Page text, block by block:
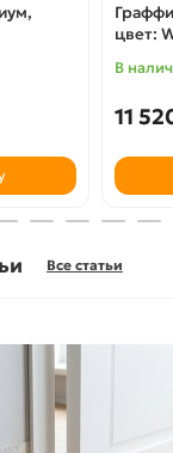
цвет:
В
11
Все статьи